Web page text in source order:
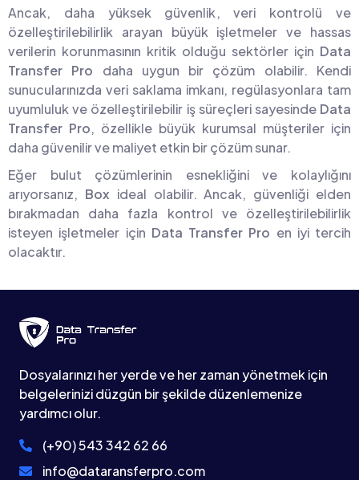
Ancak, daha yüksek güvenlik, veri kontrolü ve
özelleştirilebilirlik arayan büyük işletmeler ve hassas
verilerin korunmasının kritik olduğu sektörler için Data
Transfer Pro daha uygun bir çözüm olabilir. Kendi
sunucularınızda veri saklama imkanı, regülasyonlara tam
uyumluluk ve özelleştirilebilir iş süreçleri sayesinde Data
Transfer Pro, özellikle büyük kurumsal müşteriler için
daha güvenilir ve maliyet etkin bir çözüm sunar.
Eğer bulut çözümlerinin esnekliğini ve kolaylığını
arıyorsanız, Box ideal olabilir. Ancak, güvenliği elden
bırakmadan daha fazla kontrol ve özelleştirilebilirlik
isteyen işletmeler için Data Transfer Pro en iyi tercih
olacaktır.
Dosyalarınızı her yerde ve her zaman yönetmek için
belgelerinizi düzgün bir şekilde düzenlemenize
yardımcı olur.
(+90) 543 342 62 66
info@dataransferpro.com